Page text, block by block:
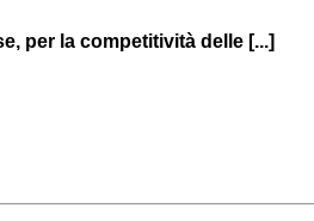
per la competitività delle [...]